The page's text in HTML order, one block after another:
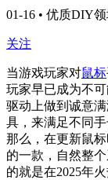
01-16 • 优质DIY
关注
当游戏玩家对鼠标
玩家早已成为不
驱动上做到诚意
具，来满足不同
那么，在更新鼠
的一款，自然整
的就是在2025年